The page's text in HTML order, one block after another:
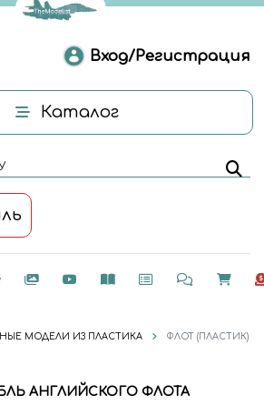
Вход/Регистрация
Каталог
МОДЕЛИ ИЗ ПЛАСТИКА ФЛОТ (ПЛАСТИК)
АНГЛИЙСКОГО ФЛОТА